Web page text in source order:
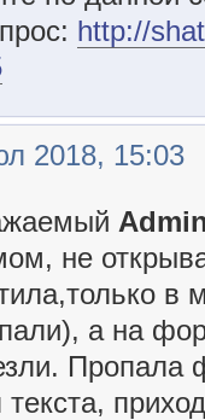
http://
2018, 15:03
не
а на
Пропала
текста,